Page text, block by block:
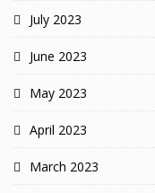
July 2023
June 2023
May 2023
April 2023
March 2023